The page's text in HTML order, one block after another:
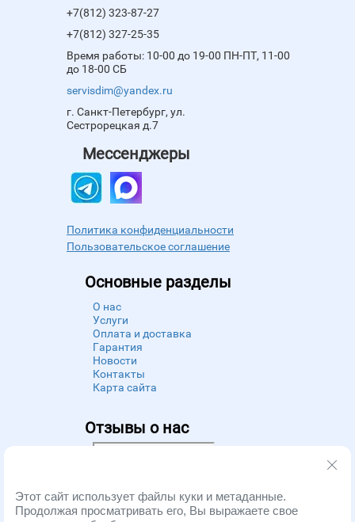
+7(812) 323-87-27
+7(812) 327-25-35
Время работы: 10-00 до 19-00 ПН-ПТ, 11-00
до 18-00 СБ
servisdim@yandex.ru
г. Санкт-Петербург, ул.
Сестрорецкая д.7
Мессенджеры
Политика конфиденциальности
Пользовательское соглашение
Основные разделы
О нас
Услуги
Оплата и доставка
Гарантия
Новости
Контакты
Карта сайта
Отзывы о нас
Powered byZoon
Этот сайт использует файлы куки и метаданные.
Продолжая просматривать его, Вы выражаете свое